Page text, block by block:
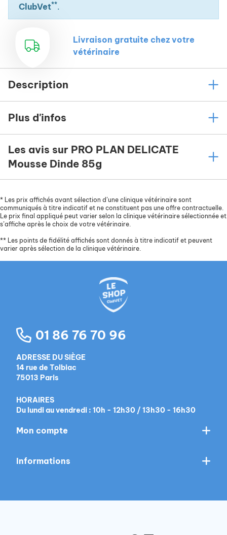
ClubVet**.
Livraison gratuite chez votre
vétérinaire
Description
Plus d'infos
Les avis sur PRO PLAN DELICATE
Mousse Dinde 85g
* Les prix affichés avant sélection d’une clinique vétérinaire sont
communiqués à titre indicatif et ne constituent pas une offre contractuelle.
Le prix final appliqué peut varier selon la clinique vétérinaire sélectionnée et
s’affiche après le choix de votre vétérinaire.
** Les points de fidélité affichés sont donnés à titre indicatif et peuvent
varier après sélection de la clinique vétérinaire.
01 86 76 70 96
ADRESSE DU SIÈGE
14 rue de Tolbiac
75013 Paris
HORAIRES
Du lundi au vendredi : 10h - 12h30 / 13h30 - 16h30
Mon compte
Informations